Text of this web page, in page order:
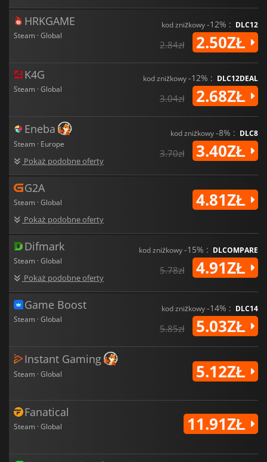
HRKGAME
Steam · Global
kod zniżkowy-12% : DLC12
2.84zł 2.50ZŁ
K4G
Steam · Global
kod zniżkowy-12% : DLC12DEAL
3.04zł 2.68ZŁ
Eneba
Steam · Europe
Pokaż podobne oferty
kod zniżkowy-8% : DLC8
3.70zł 3.40ZŁ
G2A
Steam · Global
Pokaż podobne oferty
4.81ZŁ
Difmark
Steam · Global
Pokaż podobne oferty
kod zniżkowy-15% : DLCOMPARE
5.78zł 4.91ZŁ
Game Boost
Steam · Global
kod zniżkowy-14% : DLC14
5.85zł 5.03ZŁ
Instant Gaming
Steam · Global 5.12ZŁ
Fanatical
Steam · Global 11.91ZŁ